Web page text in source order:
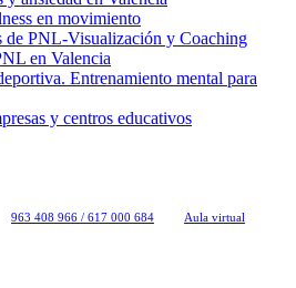
en movimiento
de PNL-Visualización y Coaching
en Valencia
Entrenamiento mental para
y centros educativos
963 408 966 / 617 000 684 Aula virtual